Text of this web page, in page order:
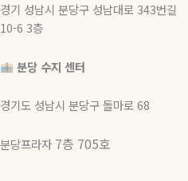
경기 성남시 분당구 성남대로 343번길
10-6 3층
분당 수지 센터
경기도 성남시 분당구 돌마로 68
분당프라자 7층 705호